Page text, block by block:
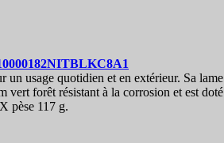
usage quotidien et en extérieur. Sa
forêt résistant à la corrosion et est
pèse 117 g.